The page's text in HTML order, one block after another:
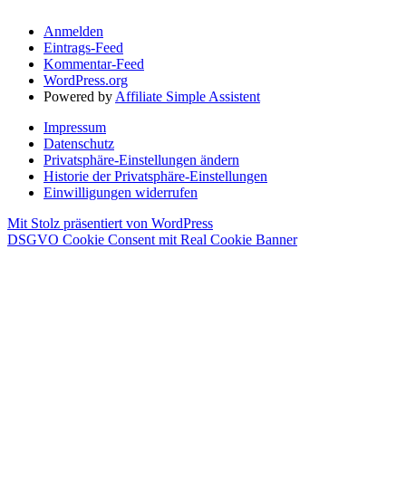
Anmelden
Eintrags-Feed
Kommentar-Feed
WordPress.org
Powered by Affiliate Simple Assistent
Impressum
Datenschutz
Privatsphäre-Einstellungen ändern
Historie der Privatsphäre-Einstellungen
Einwilligungen widerrufen
Mit Stolz präsentiert von WordPress
DSGVO Cookie Consent mit Real Cookie Banner